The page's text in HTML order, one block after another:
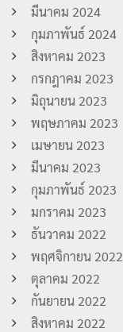
มีนาคม 2024
กุมภาพันธ์ 2024
สิงหาคม 2023
กรกฎาคม 2023
มิถุนายน 2023
พฤษภาคม 2023
เมษายน 2023
มีนาคม 2023
กุมภาพันธ์ 2023
มกราคม 2023
ธันวาคม 2022
พฤศจิกายน 2022
ตุลาคม 2022
กันยายน 2022
สิงหาคม 2022